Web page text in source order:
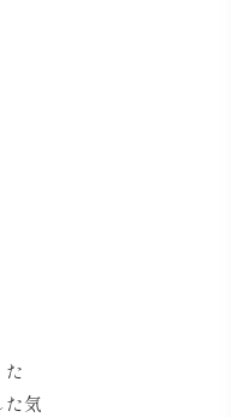
た気